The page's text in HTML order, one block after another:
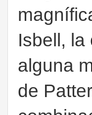
Isbell,
alguna
de